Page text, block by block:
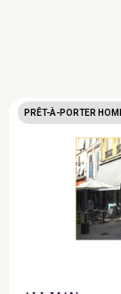
PRÊT-À-PORTER